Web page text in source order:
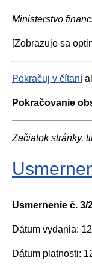
Ministerstvo
[Zobrazuje sa
Pokračuj v čítaní
Pokračovanie
Začiatok stránky,
Usmernenie č.
Dátum vydania:
Dátum platnosti: